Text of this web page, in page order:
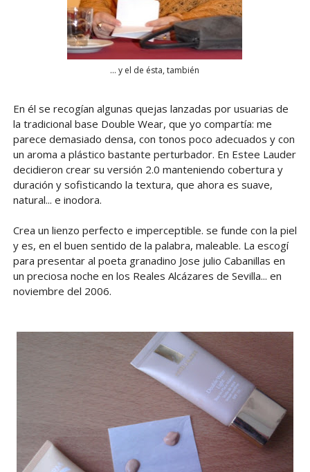
... y el de ésta, también
En él se recogían algunas quejas lanzadas por usuarias de
la tradicional base Double Wear, que yo compartía: me
parece demasiado densa, con tonos poco adecuados y con
un aroma a plástico bastante perturbador. En Estee Lauder
decidieron crear su versión 2.0 manteniendo cobertura y
duración y sofisticando la textura, que ahora es suave,
natural... e inodora.
Crea un lienzo perfecto e imperceptible. se funde con la piel
y es, en el buen sentido de la palabra, maleable. La escogí
para presentar al poeta granadino Jose julio Cabanillas en
un preciosa noche en los Reales Alcázares de Sevilla... en
noviembre del 2006.